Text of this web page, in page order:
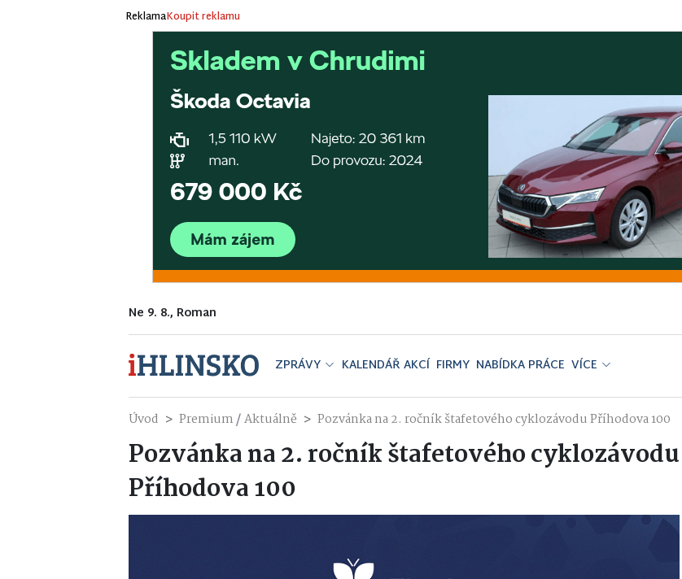
ReklamaKoupit reklamu
Ne 9. 8., Roman
ZPRÁVY KALENDÁŘ AKCÍ FIRMY NABÍDKA PRÁCE VÍCE
Úvod Premium/Aktuálně Pozvánka na 2. ročník štafetového cyklozávodu Příhodova 100
Pozvánka na 2. ročník štafetového cyklozávodu
Příhodova 100